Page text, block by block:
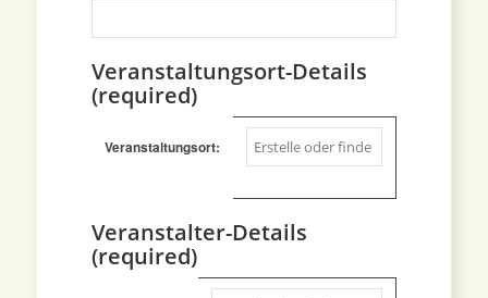
Veranstaltungsort-Details
(required)
Veranstaltungsort:
Veranstalter-Details
(required)